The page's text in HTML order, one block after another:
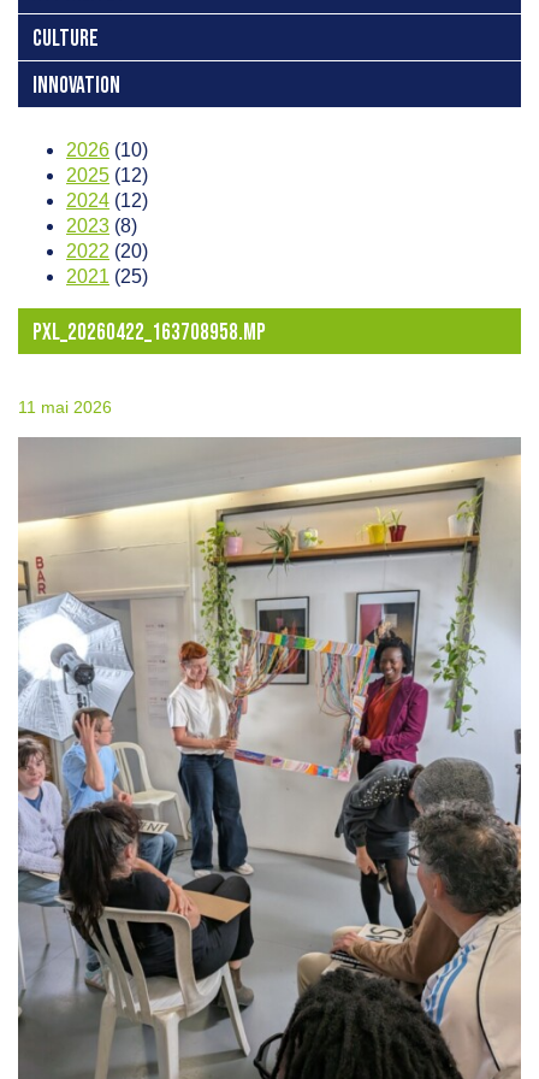
CULTURE
INNOVATION
2026 (10)
2025 (12)
2024 (12)
2023 (8)
2022 (20)
2021 (25)
PXL_20260422_163708958.MP
11 mai 2026